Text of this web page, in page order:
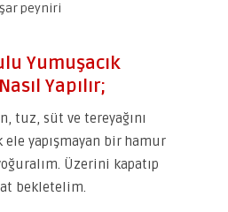
peyniri
Yumuşacık
Yapılır;
tuz, süt ve tereyağını
ele yapışmayan bir hamur
Üzerini kapatıp
bekletelim.